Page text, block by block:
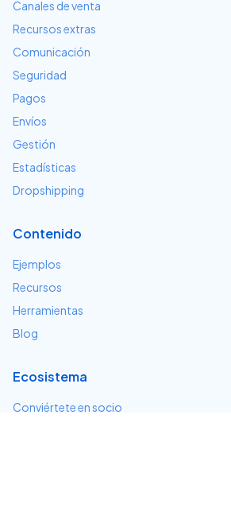
Canales de venta
Recursos extras
Comunicación
Seguridad
Pagos
Envíos
Gestión
Estadísticas
Dropshipping
Contenido
Ejemplos
Recursos
Herramientas
Blog
Ecosistema
Conviértete en socio